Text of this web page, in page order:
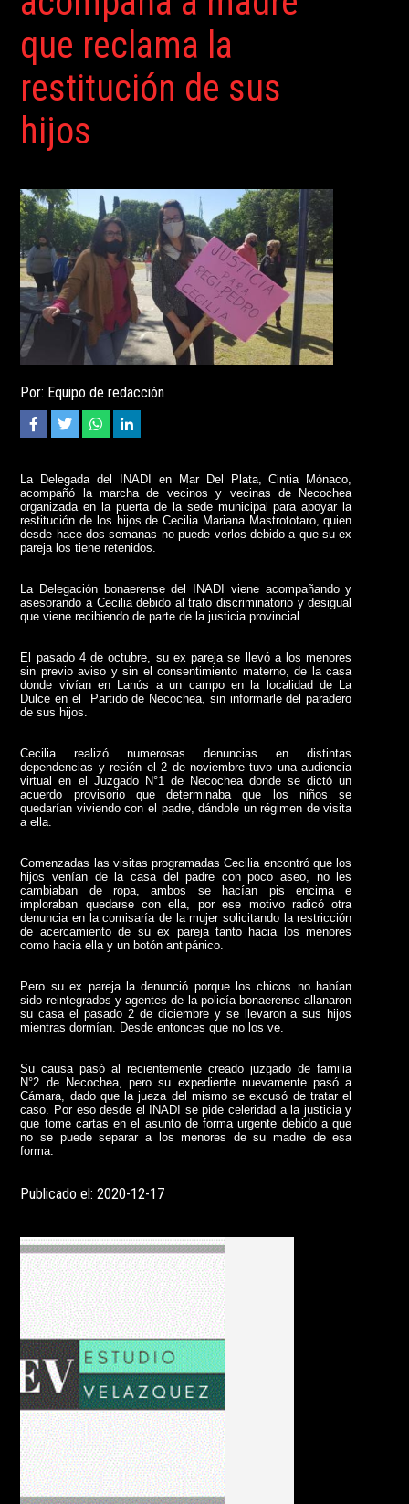
que reclama la
restitución de sus
hijos
Por: Equipo de redacción
La Delegada del INADI en Mar Del Plata, Cintia Mónaco,
acompañó la marcha de vecinos y vecinas de Necochea
organizada en la puerta de la sede municipal para apoyar la
restitución de los hijos de Cecilia Mariana Mastrototaro, quien
desde hace dos semanas no puede verlos debido a que su ex
pareja los tiene retenidos.
La Delegación bonaerense del INADI viene acompañando y
asesorando a Cecilia debido al trato discriminatorio y desigual
que viene recibiendo de parte de la justicia provincial.
El pasado 4 de octubre, su ex pareja se llevó a los menores
sin previo aviso y sin el consentimiento materno, de la casa
donde vivían en Lanús a un campo en la localidad de La
Dulce en el Partido de Necochea, sin informarle del paradero
de sus hijos.
Cecilia realizó numerosas denuncias en distintas
dependencias y recién el 2 de noviembre tuvo una audiencia
virtual en el Juzgado N°1 de Necochea donde se dictó un
acuerdo provisorio que determinaba que los niños se
quedarían viviendo con el padre, dándole un régimen de visita
a ella.
Comenzadas las visitas programadas Cecilia encontró que los
hijos venían de la casa del padre con poco aseo, no les
cambiaban de ropa, ambos se hacían pis encima e
imploraban quedarse con ella, por ese motivo radicó otra
denuncia en la comisaría de la mujer solicitando la restricción
de acercamiento de su ex pareja tanto hacia los menores
como hacia ella y un botón antipánico.
Pero su ex pareja la denunció porque los chicos no habían
sido reintegrados y agentes de la policía bonaerense allanaron
su casa el pasado 2 de diciembre y se llevaron a sus hijos
mientras dormían. Desde entonces que no los ve.
Su causa pasó al recientemente creado juzgado de familia
N°2 de Necochea, pero su expediente nuevamente pasó a
Cámara, dado que la jueza del mismo se excusó de tratar el
caso. Por eso desde el INADI se pide celeridad a la justicia y
que tome cartas en el asunto de forma urgente debido a que
no se puede separar a los menores de su madre de esa
forma.
Publicado el: 2020-12-17